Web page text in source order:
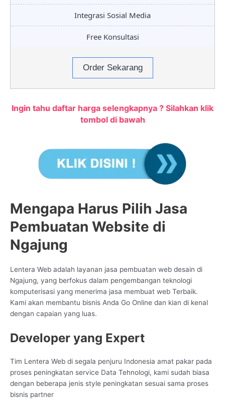
Integrasi Sosial Media
Free Konsultasi
Order Sekarang
Ingin tahu daftar harga selengkapnya ? Silahkan klik
tombol di bawah
Mengapa Harus Pilih Jasa
Pembuatan Website di
Ngajung
Lentera Web adalah layanan jasa pembuatan web desain di
Ngajung, yang berfokus dalam pengembangan teknologi
komputerisasi yang menerima jasa membuat web Terbaik.
Kami akan membantu bisnis Anda Go Online dan kian di kenal
dengan capaian yang luas.
Developer yang Expert
Tim Lentera Web di segala penjuru Indonesia amat pakar pada
proses peningkatan service Data Tehnologi, kami sudah biasa
dengan beberapa jenis style peningkatan sesuai sama proses
bisnis partner